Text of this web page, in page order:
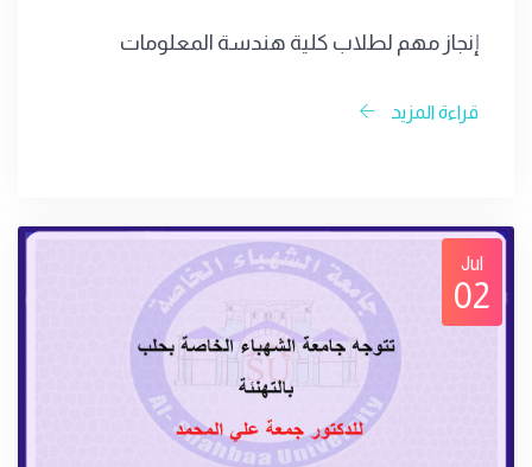
إنجاز مهم لطلاب كلية هندسة المعلومات
قراءة المزيد
Jul
02